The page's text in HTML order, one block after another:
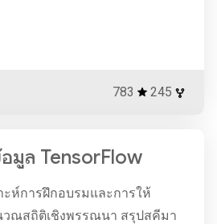
783 245
มูล TensorFlow
ะห์การฝึกอบรมและการให้
ณสถิติเชิงพรรณนา สรุปสคีมา